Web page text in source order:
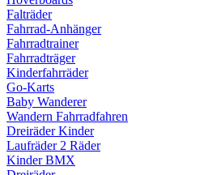
Falträder
Fahrrad-Anhänger
Fahrradtrainer
Fahrradträger
Kinderfahrräder
Go-Karts
Baby Wanderer
Wandern Fahrradfahren
Dreiräder Kinder
Laufräder 2 Räder
Kinder BMX